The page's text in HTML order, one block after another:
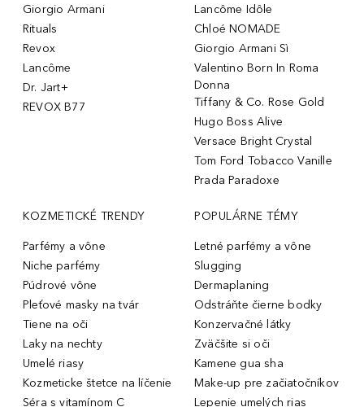
Giorgio Armani
Rituals
Revox
Lancôme
Dr. Jart+
REVOX B77
Lancôme Idôle
Chloé NOMADE
Giorgio Armani Sì
Valentino Born In Roma
Donna
Tiffany & Co. Rose Gold
Hugo Boss Alive
Versace Bright Crystal
Tom Ford Tobacco Vanille
Prada Paradoxe
KOZMETICKÉ TRENDY
Parfémy a vône
Niche parfémy
Púdrové vône
Pleťové masky na tvár
Tiene na oči
Laky na nechty
Umelé riasy
Kozmeticke štetce na líčenie
Séra s vitamínom C
POPULÁRNE TÉMY
Letné parfémy a vône
Slugging
Dermaplaning
Odstráňte čierne bodky
Konzervačné látky
Zväčšite si oči
Kamene gua sha
Make-up pre začiatočníkov
Lepenie umelých rias